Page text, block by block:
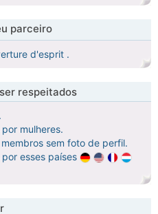
parceiro
d'esprit .
respeitados
.
mulheres.
sem foto de perfil.
esses países